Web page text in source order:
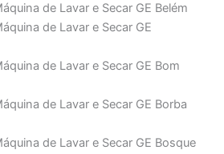
de Lavar e Secar GE Belém
de Lavar e Secar GE
de Lavar e Secar GE Bom
de Lavar e Secar GE Borba
de Lavar e Secar GE Bosque